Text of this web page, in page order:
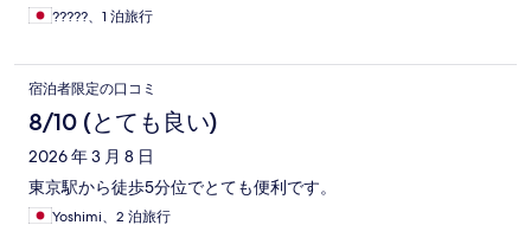
?????、1 泊旅行
宿泊者限定の口コミ
8/10 (とても良い)
2026 年 3 月 8 日
東京駅から徒歩5分位でとても便利です。
Yoshimi、2 泊旅行